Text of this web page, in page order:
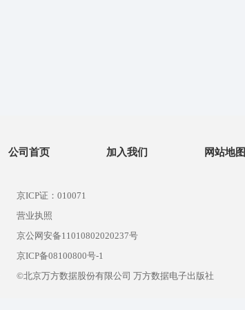
公司首页 加入我们 网站地图
京ICP证：010071
营业执照
京公网安备11010802020237号
京ICP备08100800号-1
©北京万方数据股份有限公司 万方数据电子出版社